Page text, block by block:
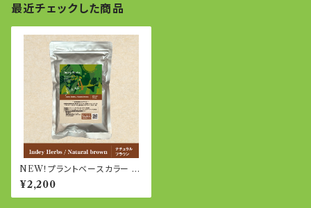
最近チェックした商品
NEW！プラントベースカラー ナ
チュラルブラウン 100g
¥2,200